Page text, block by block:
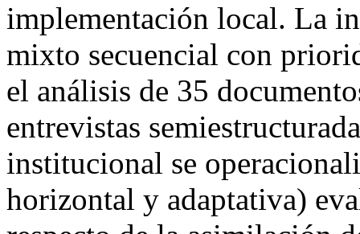
implementación local. La
mixto secuencial con
el análisis de 35
entrevistas
institucional se
horizontal y adaptativa)